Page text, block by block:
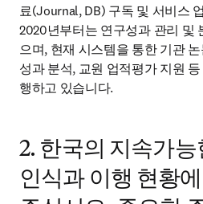
료(Journal, DB) 구독 및 서비스
2020년부터는 연구성과 관리 및
으며, 현재 시스템을 통한 기관
성과 분석, 교원 업적평가 지원
행하고 있습니다.
2. 한국의 지속가
인식과 이행 현황